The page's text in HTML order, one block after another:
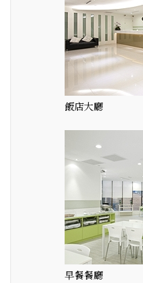
飯店大廳
早餐餐廳